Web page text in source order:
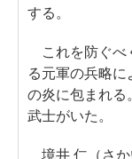
する。
これを防ぐべ
る元軍の兵略
の炎に包まれる
武士がいた。
境井 仁（さか